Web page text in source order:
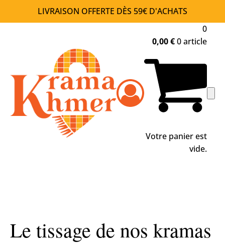
LIVRAISON OFFERTE DÈS 59€ D'ACHATS
0
0,00€0 article
Votre panier est
vide.
Le tissage de nos kramas